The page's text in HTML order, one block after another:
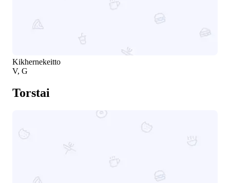
Kikhernekeitto
V, G
Torstai